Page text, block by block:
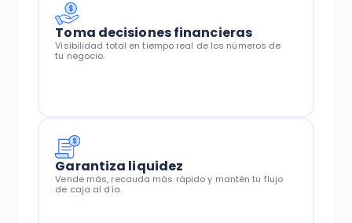
Toma decisiones financieras
Visibilidad total en tiempo real de los números de
tu negocio.
Garantiza liquidez
Vende más, recauda más rápido y mantén tu flujo
de caja al día.